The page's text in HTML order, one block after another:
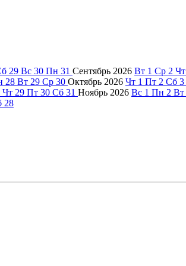
29 Вс 30 Пн 31 Сентябрь 2026 Вт 1 Ср 2 Чт
28 Вт 29 Ср 30 Октябрь 2026 Чт 1 Пт 2 Сб 3
Чт 29 Пт 30 Сб 31 Ноябрь 2026 Вс 1 Пн 2 Вт
28